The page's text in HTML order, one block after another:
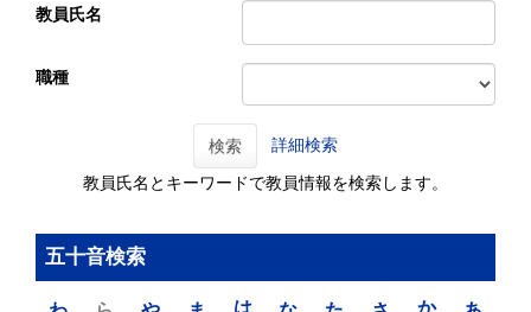
教員氏名
職種
検索 詳細検索
教員氏名とキーワードで教員情報を検索します。
五十音検索
あ
か
さ
た
な
は
ま
や
ら
わ